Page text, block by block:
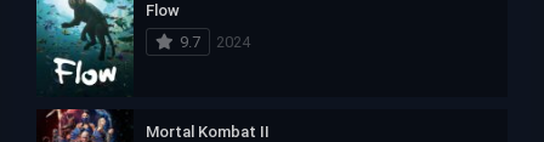
Flow
9.7
2024
Mortal Kombat II